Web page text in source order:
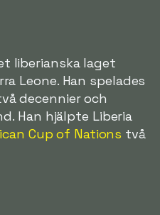
liberianska laget
Leone. Han spelades
decennier och
Han hjälpte Liberia
Cup of Nations två